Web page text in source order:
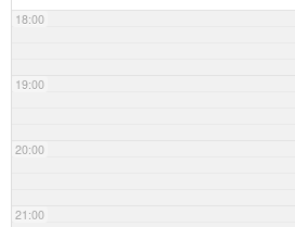
18:00
19:00
20:00
21:00